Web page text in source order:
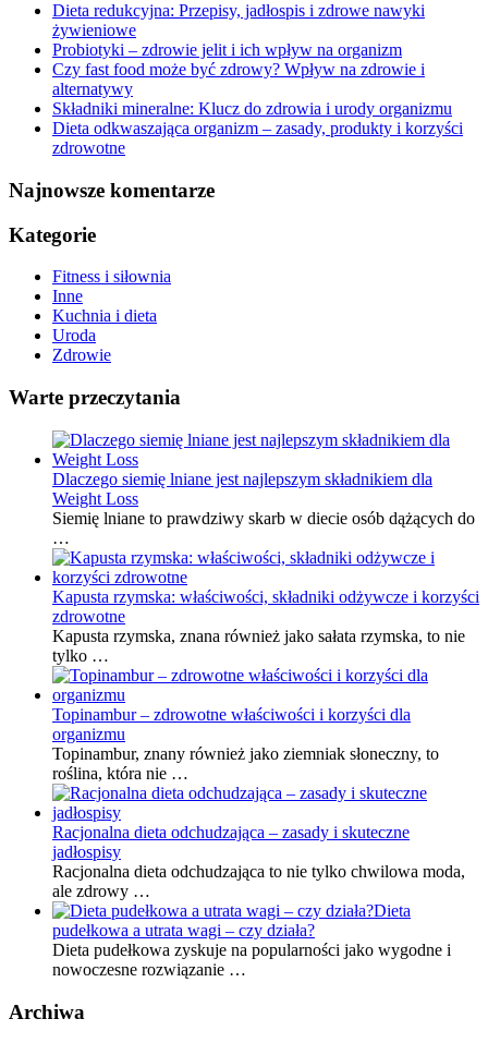
Dieta redukcyjna: Przepisy, jadłospis i zdrowe nawyki
żywieniowe
Probiotyki – zdrowie jelit i ich wpływ na organizm
Czy fast food może być zdrowy? Wpływ na zdrowie i
alternatywy
Składniki mineralne: Klucz do zdrowia i urody organizmu
Dieta odkwaszająca organizm – zasady, produkty i korzyści
zdrowotne
Najnowsze komentarze
Kategorie
Fitness i siłownia
Inne
Kuchnia i dieta
Uroda
Zdrowie
Warte przeczytania
Dlaczego siemię lniane jest najlepszym składnikiem dla
Weight Loss
Siemię lniane to prawdziwy skarb w diecie osób dążących do
…
Kapusta rzymska: właściwości, składniki odżywcze i korzyści
zdrowotne
Kapusta rzymska, znana również jako sałata rzymska, to nie
tylko …
Topinambur – zdrowotne właściwości i korzyści dla
organizmu
Topinambur, znany również jako ziemniak słoneczny, to
roślina, która nie …
Racjonalna dieta odchudzająca – zasady i skuteczne
jadłospisy
Racjonalna dieta odchudzająca to nie tylko chwilowa moda,
ale zdrowy …
Dieta
pudełkowa a utrata wagi – czy działa?
Dieta pudełkowa zyskuje na popularności jako wygodne i
nowoczesne rozwiązanie …
Archiwa